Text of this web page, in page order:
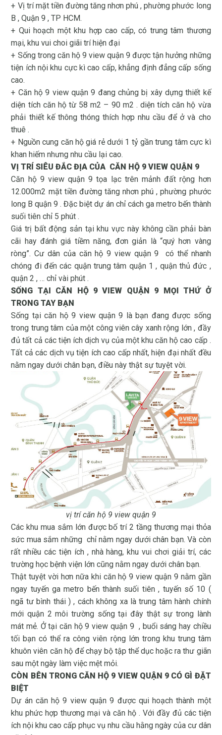
+ Vị trí mặt tiền đường tăng nhơn phú , phường phước long
B , Quận 9 , TP HCM.
+ Qui hoạch một khu hợp cao cấp, có trung tâm thương
mại, khu vui choi giãi trí hiện đại
+ Sống trong căn hộ 9 view quận 9 được tận hưởng những
tiện ích nội khu cực kì cao cấp, khẳng định đẳng cấp sống
cao.
+ Căn hộ 9 view quận 9 đang chủng bị xây dựng thiết kế
diện tích căn hộ từ 58 m2 – 90 m2 . diện tích căn hộ vừa
phải thiết kế thông thóng thích hợp nhu cầu để ở và cho
thuê .
+ Nguồn cung căn hộ giá rẻ dưới 1 tỷ gần trung tâm cực kì
khan hiếm nhưng nhu cầu lại cao.
VỊ TRÍ SIÊU ĐẮC ĐỊA CỦA CĂN HỘ 9 VIEW QUẬN 9
Căn hộ 9 view quận 9 tọa lạc trên mảnh đất rộng hơn
12.000m2 mặt tiền đường tăng nhơn phú , phường phước
long B quận 9 . Đặc biệt dự án chỉ cách ga metro bến thành
suối tiên chỉ 5 phút .
Giá trị bất động sản tại khu vực này không cần phải bàn
cãi hay đánh giá tiềm năng, đơn giản là “quý hơn vàng
ròng”. Cư dân của căn hộ 9 view quận 9 có thể nhanh
chóng đi đến các quận trung tâm quận 1 , quận thủ đức ,
quận 2 , … chỉ vài phút .
SỐNG TẠI CĂN HỘ 9 VIEW QUẬN 9 MỌI THỨ Ở
TRONG TAY BẠN
Sống tại căn hộ 9 view quận 9 là bạn đang được sống
trong trung tâm của một công viên cây xanh rộng lớn , đầy
đủ tất cả các tiện ích dịch vụ của một khu căn hộ cao cấp .
Tất cả các dịch vụ tiện ích cao cấp nhất, hiện đại nhất đều
nằm ngay dưới chân bạn, điều này thật sự tuyệt vời.
vị trí căn hộ 9 view quận 9
Các khu mua sắm lớn được bố trí 2 tầng thương mại thỏa
sức mua sắm những chỉ nằm ngay dưới chân bạn. Và còn
rất nhiều các tiện ích , nhà hàng, khu vui chơi giải trí, các
trường học bệnh viện lớn cũng nằm ngay dưới chân bạn.
Thật tuyệt vời hơn nữa khi căn hộ 9 view quận 9 nằm gần
ngay tuyến ga metro bến thành suối tiên , tuyến số 10 (
ngã tư bình thái ) , cách không xa là trung tâm hành chính
mới quận 2 môi trường sống tại đây thật sự trong lành
mát mẻ. Ở tại căn hộ 9 view quận 9 , buổi sáng hay chiều
tối bạn có thể ra công viên rộng lớn trong khu trung tâm
khuôn viên căn hộ để chạy bộ tập thể dục hoặc ra thư giãn
sau một ngày làm việc mệt mỏi.
CÒN BÊN TRONG CĂN HỘ 9 VIEW QUẬN 9 CÓ GÌ ĐẶT
BIỆT
Dự án căn hộ 9 view quận 9 được qui hoạch thành một
khu phức hợp thương mại và căn hộ . Với đầy đủ các tiện
ích nội khu cao cấp phục vụ nhu cầu hằng ngày của cư dân